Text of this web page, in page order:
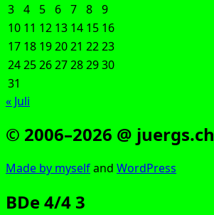
3 4 5 6 7 8 9
10 11 12 13 14 15 16
17 18 192021 2223
24252627282930
31
« Juli
© 2006–2026 @ juergs.ch
Made by mys­elfand Word­Press
BDe 4/4 3